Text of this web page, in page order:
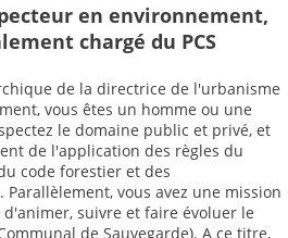
en environnement,
chargé du PCS
de la directrice de l'urbanisme
vous êtes un homme ou une
le domaine public et privé, et
de l'application des règles du
code forestier et des
vous avez une mission
suivre et faire évoluer le
de Sauvegarde). A ce titre,